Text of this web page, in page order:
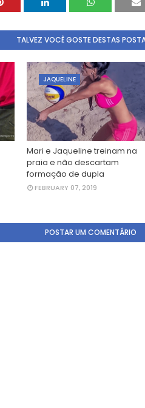
TALVEZ VOCÊ GOSTE DESTAS
JAQUELINE
Mari e Jaqueline treinam na
praia e não descartam
formação de dupla
FEBRUARY 07, 2019
POSTAR UM COMENTÁRIO